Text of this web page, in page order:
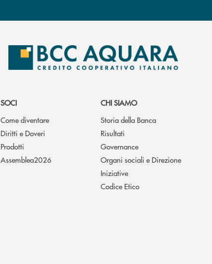
SOCI
Come diventare
Diritti e Doveri
Prodotti
Assemblea2026
CHI SIAMO
Storia della Banca
Risultati
Governance
Organi sociali e Direzione
Iniziative
Codice Etico